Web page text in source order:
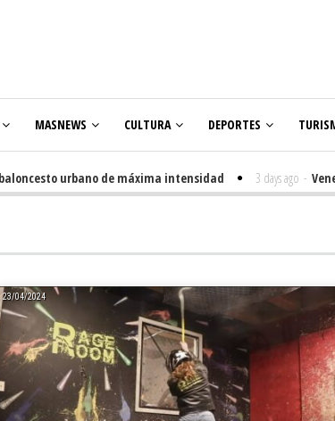
MASNEWS CULTURA DEPORTES
urbano de máxima intensidad 3 days ago -
23/04/2024